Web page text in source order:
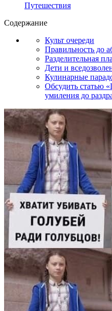
Путешествия
Содержание
Культ очереди
Правильность до
Разделительная
Дети и
Кулинарные
Обсудить статью
умиления до